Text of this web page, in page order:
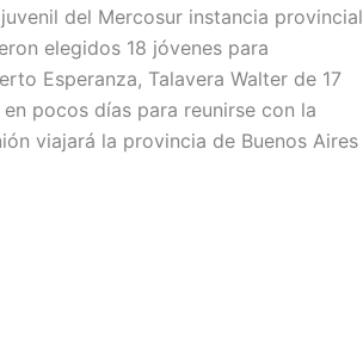
del Mercosur instancia provincial
elegidos 18 jóvenes para
Esperanza, Talavera Walter de 17
pocos días para reunirse con la
viajará la provincia de Buenos Aires